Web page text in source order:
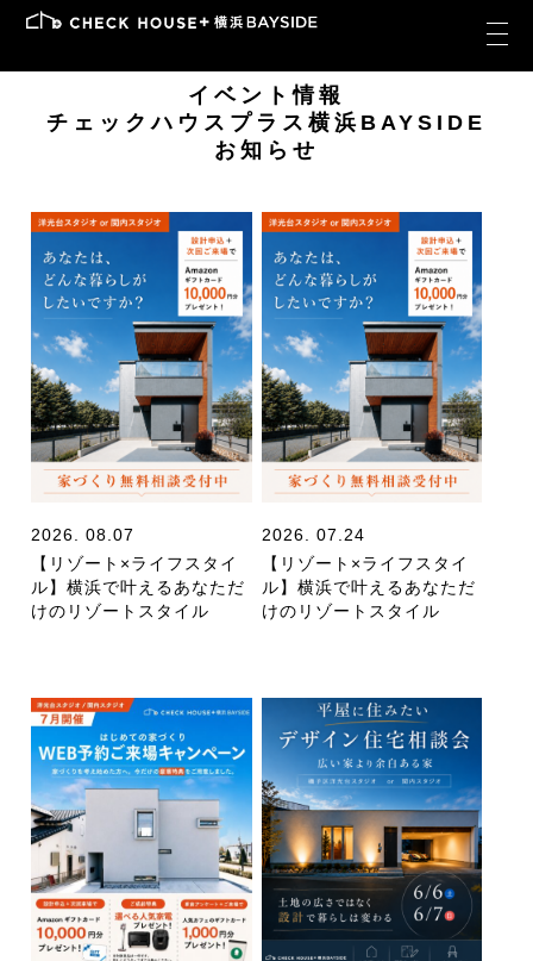
イベント情報
チェックハウスプラス横浜BAYSIDE
お知らせ
2026. 08.07
【リゾート×ライフスタイ
ル】横浜で叶えるあなただ
けのリゾートスタイル
2026. 07.24
【リゾート×ライフスタイ
ル】横浜で叶えるあなただ
けのリゾートスタイル